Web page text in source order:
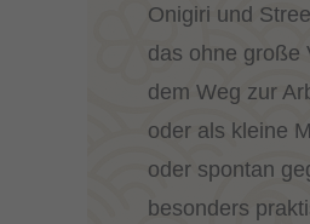
Onigiri und
das ohne große
dem Weg zur
oder als kleine
oder spontan
besonders